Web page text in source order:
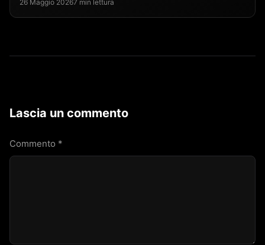
26 Maggio 20267 min lettura
Lascia un commento
Commento *